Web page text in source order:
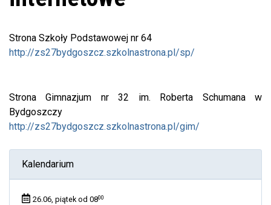
Strona Szkoły Podstawowej nr 64
http://zs27bydgoszcz.szkolnastrona.pl/sp/
Strona Gimnazjum nr 32 im. Roberta Schumana w
Bydgoszczy
http://zs27bydgoszcz.szkolnastrona.pl/gim/
Kalendarium
26.06, piątek od 0800